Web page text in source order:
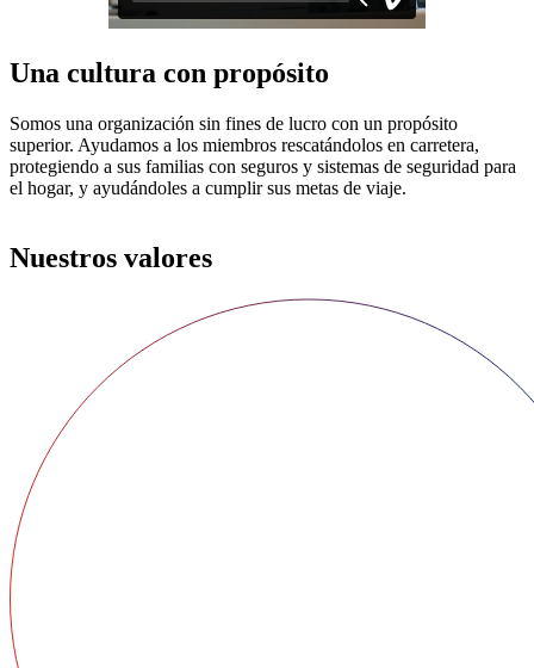
Una cultura con propósito
Somos una organización sin fines de lucro con un propósito
superior. Ayudamos a los miembros rescatándolos en carretera,
protegiendo a sus familias con seguros y sistemas de seguridad para
el hogar, y ayudándoles a cumplir sus metas de viaje.
Nuestros valores